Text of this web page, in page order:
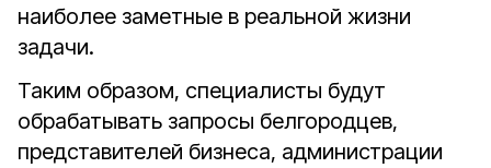
наиболее заметные в реальной жизни
задачи.
Таким образом, специалисты будут
обрабатывать запросы белгородцев,
представителей бизнеса, администрации